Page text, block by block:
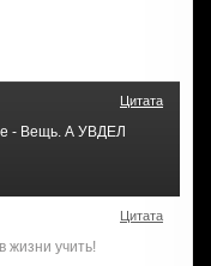
Цитата
- Вещь. А УВДЕЛ
Цитата
жизни учить!